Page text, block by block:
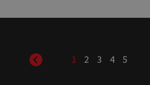
1 2 3 4 5